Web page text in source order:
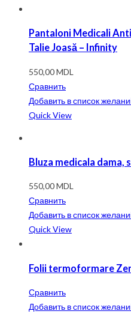
Pantaloni Medicali
Talie Joasă – Infinity
550,00MDL
Сравнить
Добавить в список
Quick View
Bluza medicala
550,00MDL
Сравнить
Добавить в список
Quick View
Folii termoformare
Сравнить
Добавить в список